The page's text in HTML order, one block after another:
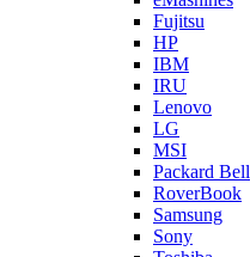
Fujitsu
HP
IBM
IRU
Lenovo
LG
MSI
Packard Bell
RoverBook
Samsung
Sony